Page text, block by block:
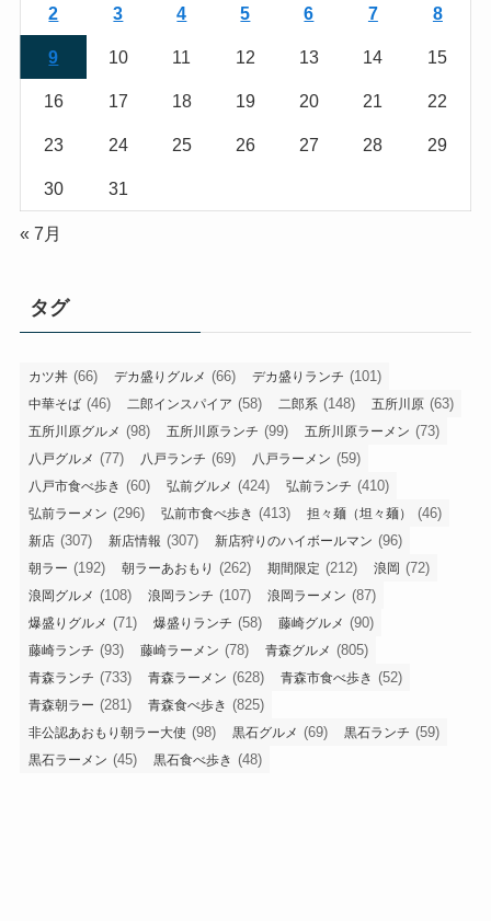
2 3 4 5 6 7 8
9 10 11 12 13 14 15
16 17 18 19 20 21 22
23 24 25 26 27 28 29
30 31
« 7月
タグ
カツ丼 (66) デカ盛りグルメ (66) デカ盛りランチ (101)
中華そば (46) 二郎インスパイア (58) 二郎系 (148) 五所川原 (63)
五所川原グルメ (98) 五所川原ランチ (99) 五所川原ラーメン (73)
八戸グルメ (77) 八戸ランチ (69) 八戸ラーメン (59)
八戸市食べ歩き (60) 弘前グルメ (424) 弘前ランチ (410)
弘前ラーメン (296) 弘前市食べ歩き (413) 担々麺（坦々麺） (46)
新店 (307) 新店情報 (307) 新店狩りのハイボールマン (96)
朝ラー (192) 朝ラーあおもり (262) 期間限定 (212) 浪岡 (72)
浪岡グルメ (108) 浪岡ランチ (107) 浪岡ラーメン (87)
爆盛りグルメ (71) 爆盛りランチ (58) 藤崎グルメ (90)
藤崎ランチ (93) 藤崎ラーメン (78) 青森グルメ (805)
青森ランチ (733) 青森ラーメン (628) 青森市食べ歩き (52)
青森朝ラー (281) 青森食べ歩き (825)
非公認あおもり朝ラー大使 (98) 黒石グルメ (69) 黒石ランチ (59)
黒石ラーメン (45) 黒石食べ歩き (48)